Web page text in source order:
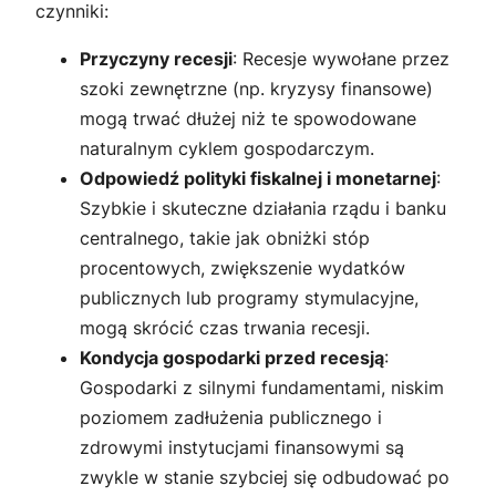
czynniki:
Przyczyny recesji: Recesje wywołane przez
szoki zewnętrzne (np. kryzysy finansowe)
mogą trwać dłużej niż te spowodowane
naturalnym cyklem gospodarczym.
Odpowiedź polityki fiskalnej i monetarnej:
Szybkie i skuteczne działania rządu i banku
centralnego, takie jak obniżki stóp
procentowych, zwiększenie wydatków
publicznych lub programy stymulacyjne,
mogą skrócić czas trwania recesji.
Kondycja gospodarki przed recesją:
Gospodarki z silnymi fundamentami, niskim
poziomem zadłużenia publicznego i
zdrowymi instytucjami finansowymi są
zwykle w stanie szybciej się odbudować po